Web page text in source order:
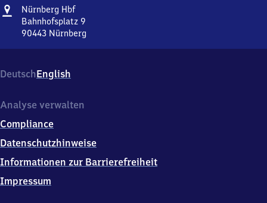
Adresse
Nürnberg HbfNürnberg
Hauptbahnhof
Bahnhofsplatz 9
90443 Nürnberg
Bahnhofsplatz
9,
0
4
3
DeutschEnglish
Analyse verwalten
Compliance
Datenschutzhinweise
Informationen zur Barrierefreiheit
Impressum